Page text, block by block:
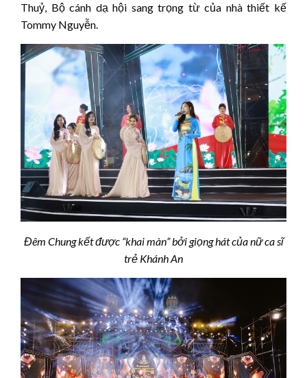
Thuỷ, Bộ cánh dạ hội sang trọng từ của nhà thiết kế
Tommy Nguyễn.
Đêm Chung kết được “khai màn”bởi giọng hát của nữ ca sĩ
trẻ Khánh An